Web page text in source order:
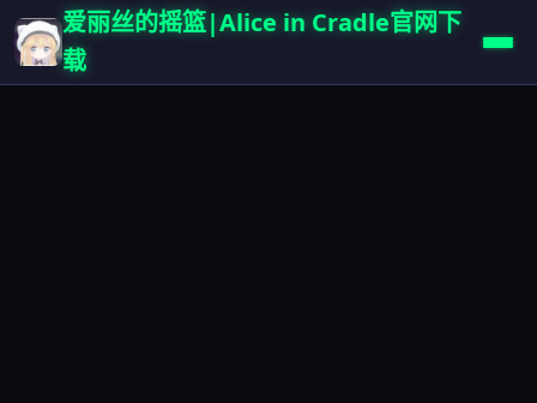
爱丽丝的摇篮|Alice in Cradle官网下
载